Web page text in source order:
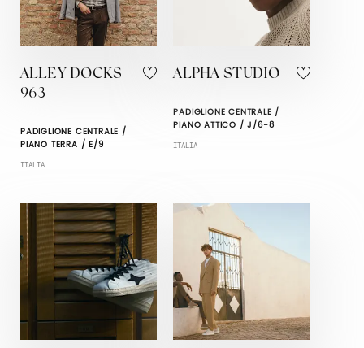
ALLEY DOCKS
963
PADIGLIONE CENTRALE /
PIANO TERRA / E/9
ITALIA
ALPHA STUDIO
PADIGLIONE CENTRALE /
PIANO ATTICO / J/6-8
ITALIA